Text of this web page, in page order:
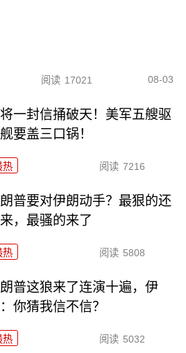
阅读 17021 08-03
将一封信捅破天！美军五艘驱
要盖三口锅！
热 阅读 7216
普要对伊朗动手？最狠的还
，最骚的来了
热 阅读 5808
普这狼来了连演十遍，伊
你猜我信不信？
热 阅读 5032